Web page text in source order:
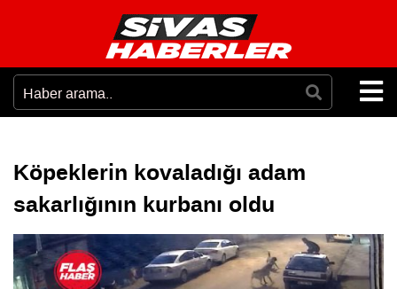
Köpeklerin kovaladığı adam
sakarlığının kurbanı oldu